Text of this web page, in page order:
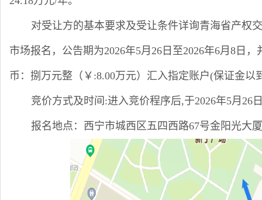
对受让方的基本要求及受让条件详询青海省产权
市场报名，公告期为2026年5月26日至2026年6月8日
币：捌万元整（￥:8.00万元）汇入指定账户(保证金以
竞价方式及时间:进入竞价程序后,于2026年5月26
报名地点：西宁市城西区五四西路67号金阳光大